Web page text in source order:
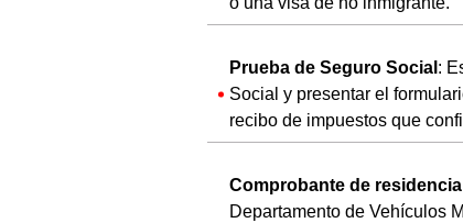
Prueba de Seguro Social:
Social y presentar el
recibo de impuestos que
Comprobante de
Departamento de Vehículos